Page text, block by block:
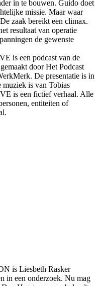
in te bouwen. Guido doet
missie. Maar waar
zaak bereikt een climax.
resultaat van operatie
de gewenste
is een podcast van de
door Het Podcast
De presentatie is in
muziek is van Tobias
is een fictief verhaal. Alle
entiteiten of
is Liesbeth Rasker
in een onderzoek. Nu mag